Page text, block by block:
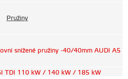
Pružiny
snížené pružiny -40/40mm AUDI A5
TDI 110 kW / 140 kW / 185 kW